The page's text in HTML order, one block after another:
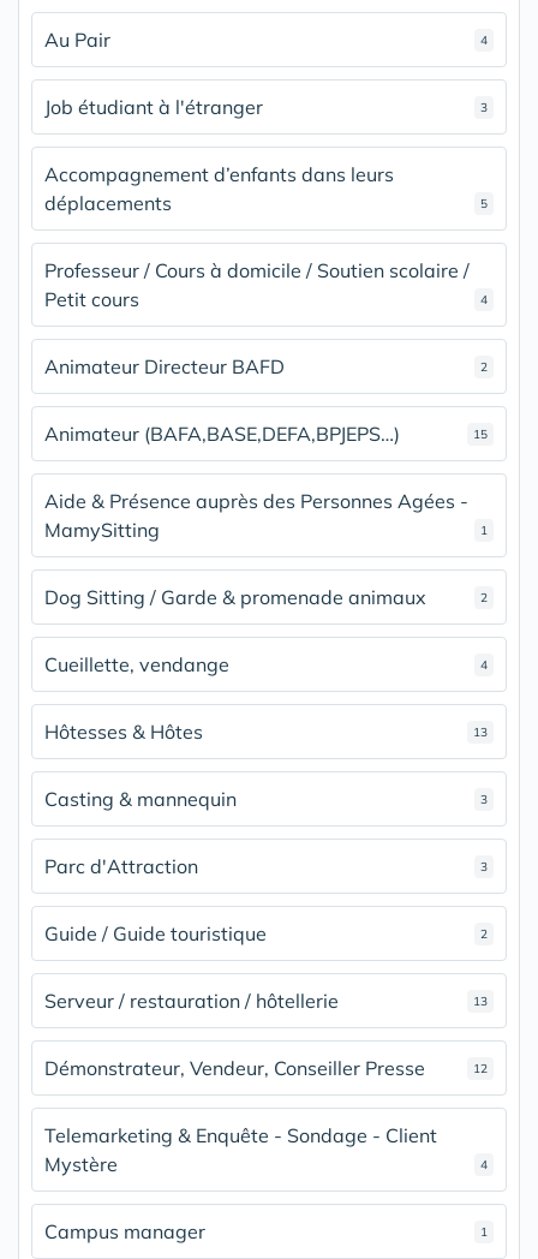
Au Pair 4
Job étudiant à l'étranger 3
Accompagnement d’enfants dans leurs
déplacements
5
Professeur / Cours à domicile / Soutien scolaire /
Petit cours
4
Animateur Directeur BAFD 2
Animateur (BAFA,BASE,DEFA,BPJEPS…) 15
Aide & Présence auprès des Personnes Agées -
MamySitting
1
Dog Sitting / Garde & promenade animaux 2
Cueillette, vendange 4
Hôtesses & Hôtes 13
Casting & mannequin 3
Parc d'Attraction 3
Guide / Guide touristique 2
Serveur / restauration / hôtellerie 13
Démonstrateur, Vendeur, Conseiller Presse 12
Telemarketing & Enquête - Sondage - Client
Mystère
4
Campus manager 1